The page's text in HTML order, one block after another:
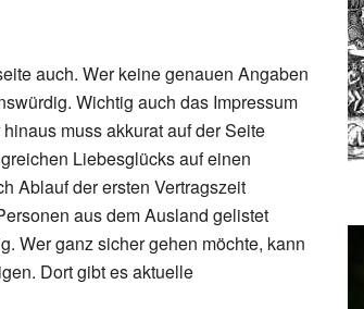
auch. Wer keine genauen Angaben
Wichtig auch das Impressum
muss akkurat auf der Seite
Liebesglücks auf einen
Ablauf der ersten Vertragszeit
aus dem Ausland gelistet
Wer ganz sicher gehen möchte, kann
Dort gibt es aktuelle